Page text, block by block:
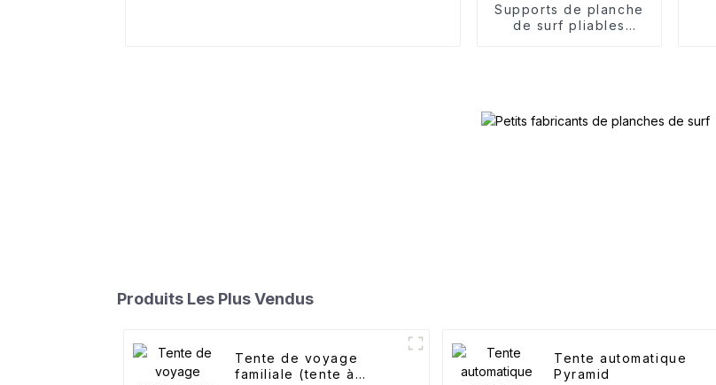
Supports de planche
de surf pliables
Produits Les Plus Vendus
Tente de voyage
familiale (tente à
Tente automatique
Pyramid